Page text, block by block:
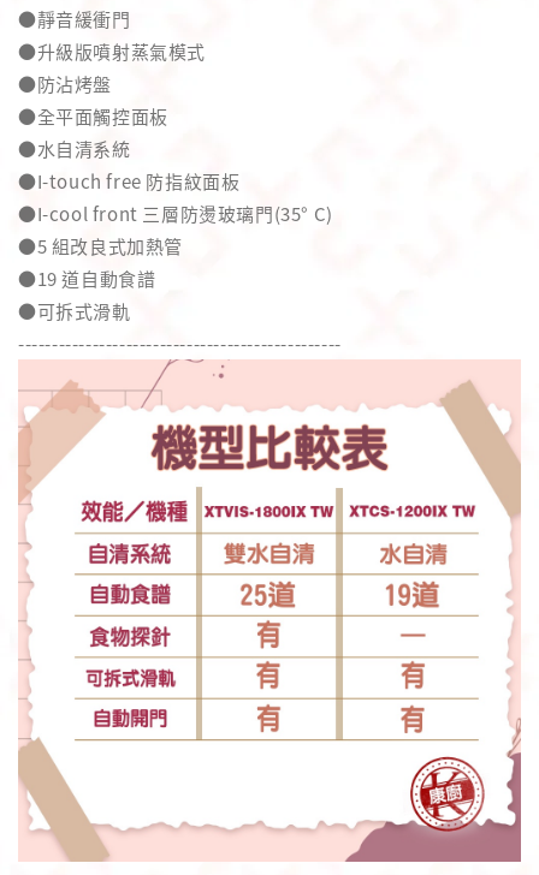
●靜音緩衝門
●升級版噴射蒸氣模式
●防沾烤盤
●全平面觸控面板
●水自清系統
●I-touch free 防指紋面板
●I-cool front 三層防燙玻璃門(35° C)
●5 組改良式加熱管
●19 道自動食譜
●可拆式滑軌
------------------------------------------------